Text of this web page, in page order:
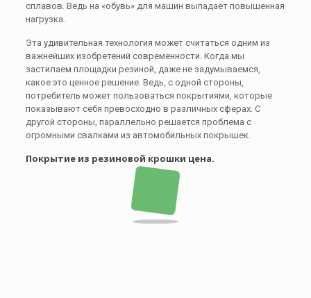
сплавов. Ведь на «обувь» для машин выпадает повышенная
нагрузка.
Эта удивительная технология может считаться одним из
важнейших изобретений современности. Когда мы
застилаем площадки резиной, даже не задумываемся,
какое это ценное решение. Ведь, с одной стороны,
потребитель может пользоваться покрытиями, которые
показывают себя превосходно в различных сферах. С
другой стороны, параллельно решается проблема с
огромными свалками из автомобильных покрышек.
Покрытие из резиновой крошки цена.